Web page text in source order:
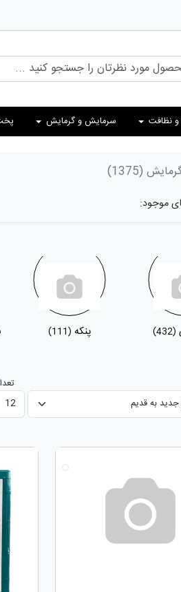
نظافت سرمایش و گرمایش
(1375)
موجود:
(432) پنکه (111)